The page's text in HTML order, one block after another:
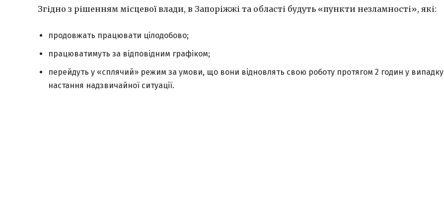
Згідно з рішенням місцевої влади, в Запоріжжі та області будуть «пункти незламності», які:
продовжать працювати цілодобово;
працюватимуть за відповідним графіком;
перейдуть у «сплячий» режим за умови, що вони відновлять свою роботу протягом 2 годин у випадку
настання надзвичайної ситуації.